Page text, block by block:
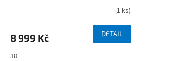
(1 ks)
8 999 Kč DETAIL
38